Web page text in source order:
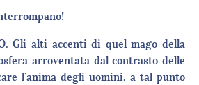
Gli alti accenti di quel mago della
arroventata dal contrasto delle
l’anima degli uomini, a tal punto